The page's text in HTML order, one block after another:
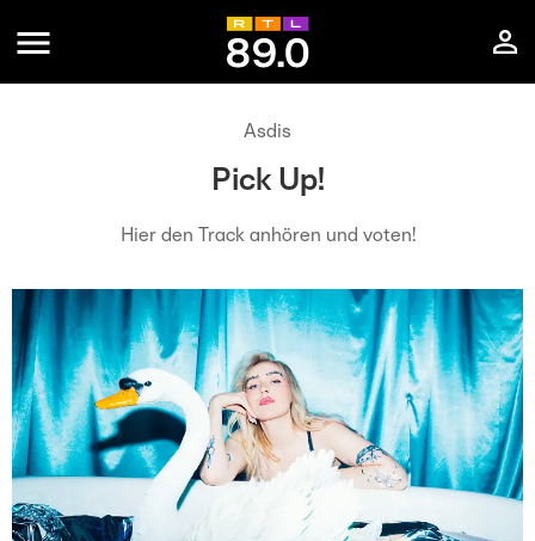
Asdis
Pick Up!
Hier den Track anhören und voten!